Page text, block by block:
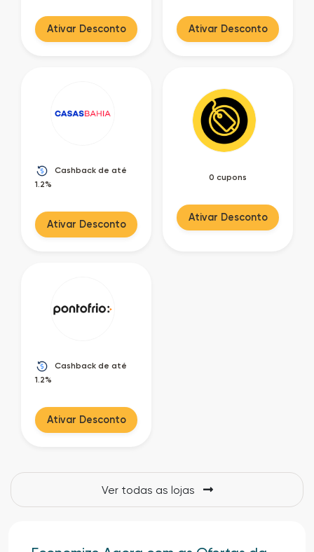
Ativar Desconto Ativar Desconto
Cashback de até
1.2%
Ativar Desconto
0 cupons
Ativar Desconto
Cashback de até
1.2%
Ativar Desconto
Ver todas as lojas